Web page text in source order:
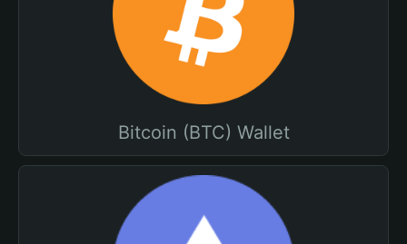
Bitcoin (BTC) Wallet